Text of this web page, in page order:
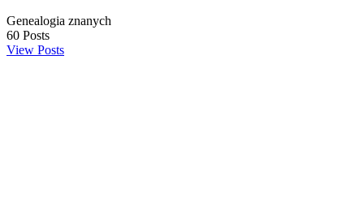
Genealogia znanych
60 Posts
View Posts